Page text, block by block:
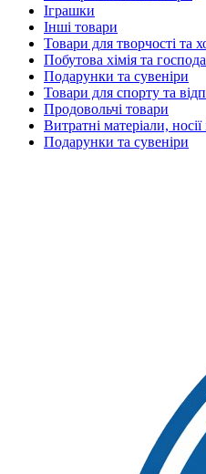
Іграшки
Інші товари
Товари для творчості та
Побутова хімія та
Подарунки та сувеніри
Товари для спорту та
Продовольчі товари
Витратні матеріали, носії
Подарунки та сувеніри